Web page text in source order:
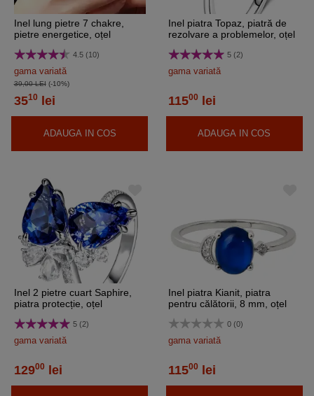
Inel lung pietre 7 chakre,
pietre energetice, oțel
multe mărimi 4.5 (10)
gama variată
39,00 LEI(-10%)
3510 lei
ADAUGA IN COS
Inel piatra Topaz, piatră de
rezolvare a problemelor, oțel
multe marimi 5 (2)
gama variată
11500 lei
ADAUGA IN COS
Inel 2 pietre cuart Saphire,
piatra protecție, oțel
multe mărimi 5 (2)
gama variată
12900 lei
Inel piatra Kianit, piatra
pentru călătorii, 8 mm, oțel
multe mărimi 0 (0)
gama variată
11500 lei